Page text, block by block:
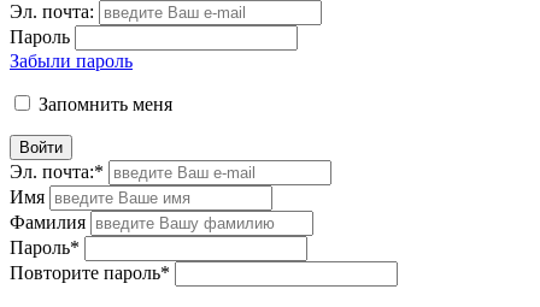
Эл. почта:
Пароль
Забыли пароль
Запомнить меня
Войти
Эл. почта:*
Имя
Фамилия
Пароль*
Повторите пароль*